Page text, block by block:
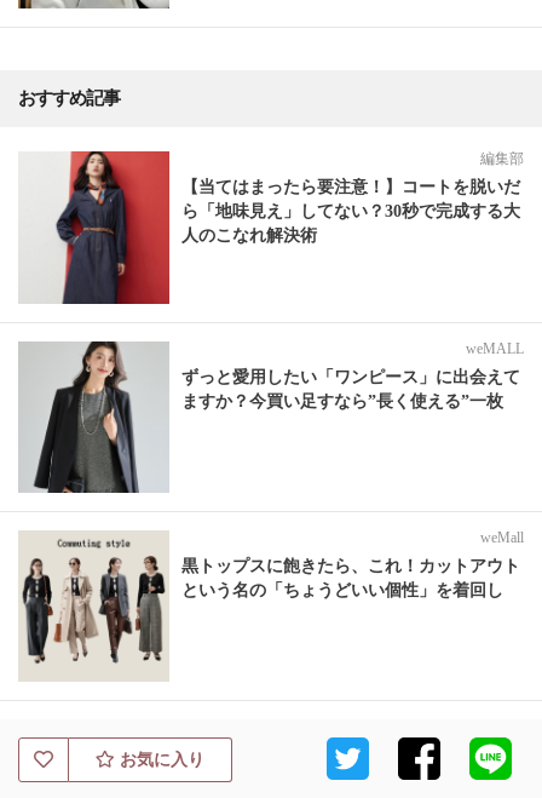
おすすめ記事
編集部
【当てはまったら要注意！】コートを脱いだ
ら「地味見え」してない？30秒で完成する大
人のこなれ解決術
weMALL
ずっと愛用したい「ワンピース」に出会えて
ますか？今買い足すなら”長く使える”一枚
weMall
黒トップスに飽きたら、これ！カットアウト
という名の「ちょうどいい個性」を着回し
お気に入り